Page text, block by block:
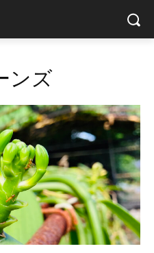
ンズ